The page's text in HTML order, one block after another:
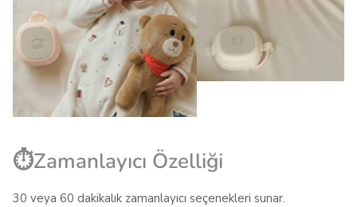
⏱️Zamanlayıcı Özelliği
30 veya 60 dakikalık zamanlayıcı seçenekleri sunar.